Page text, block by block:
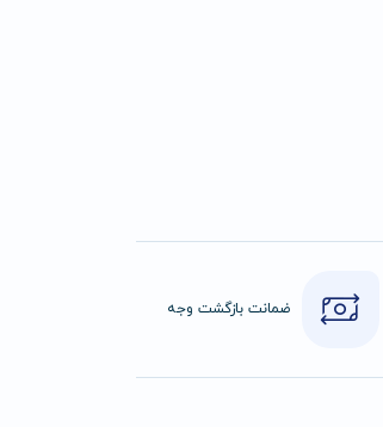
ضمانت بازگشت وجه